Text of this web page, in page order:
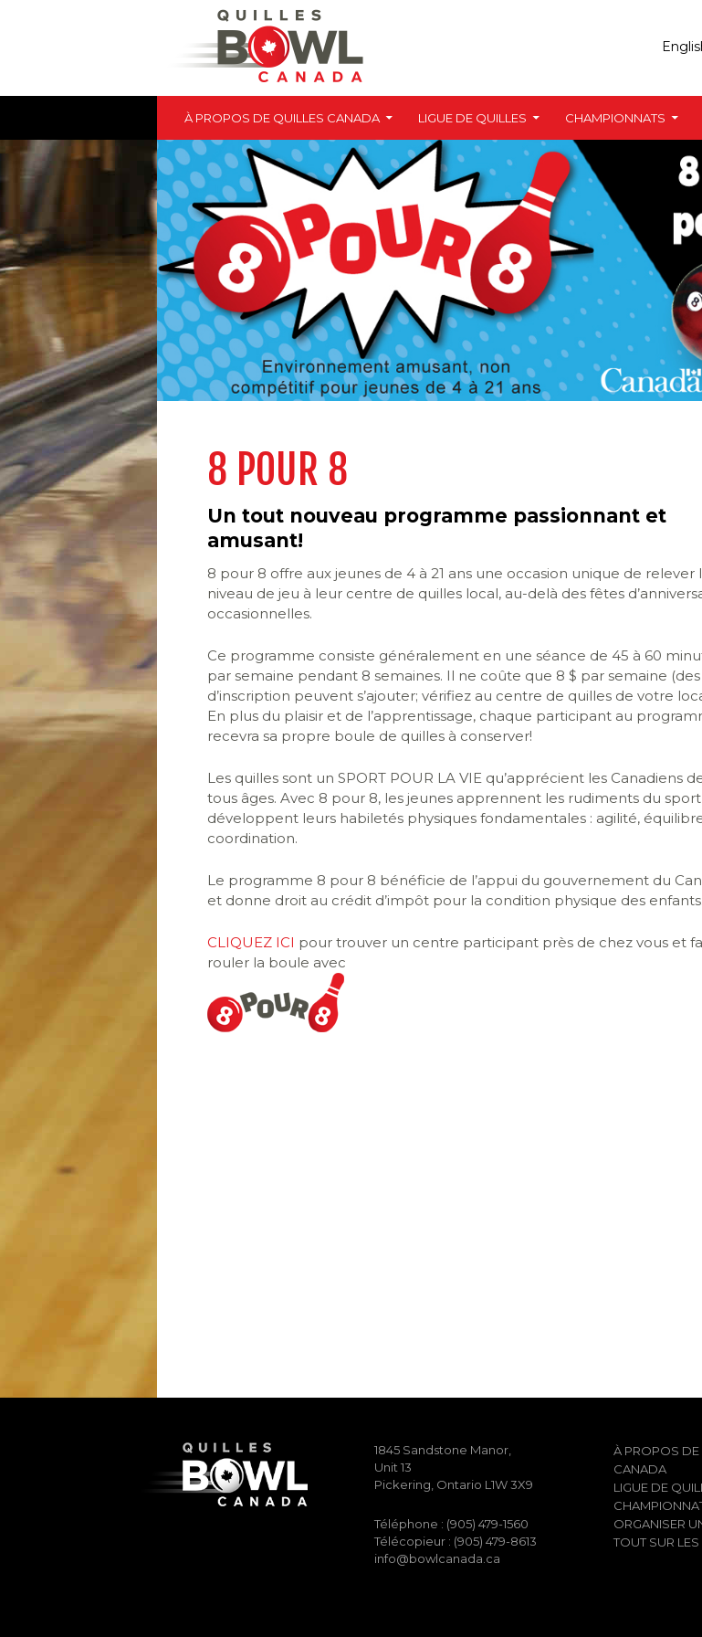
Quilles Canada
À PROPOS DE QUILLES CANADA LIGUE DE QUILLES CHAMPIONNATS
8 POUR 8
Un tout nouveau programme passionnant et
amusant!
8 pour 8 offre aux jeunes de 4 à 21 ans une occasion unique de relever
niveau de jeu à leur centre de quilles local, au-delà des fêtes
occasionnelles.
Ce programme consiste généralement en une séance de 45 à 60
par semaine pendant 8 semaines. Il ne coûte que 8 $ par semaine (des
d’inscription peuvent s’ajouter; vérifiez au centre de quilles de votre
En plus du plaisir et de l’apprentissage, chaque participant au
recevra sa propre boule de quilles à conserver!
Les quilles sont un SPORT POUR LA VIE qu’apprécient les Canadiens
tous âges. Avec 8 pour 8, les jeunes apprennent les rudiments du
développent leurs habiletés physiques fondamentales : agilité,
coordination.
Le programme 8 pour 8 bénéficie de l’appui du gouvernement du
et donne droit au crédit d’impôt pour la condition physique des enfants.
CLIQUEZ ICI pour trouver un centre participant près de chez vous et
rouler la boule avec
1845 Sandstone Manor,
Unit 13
Pickering, Ontario L1W 3X9
Téléphone : (905) 479-1560
Télécopieur : (905) 479-8613
info@bowlcanada.ca
À PROPOS DE
CANADA
LIGUE DE
ORGANISER
TOUT SUR